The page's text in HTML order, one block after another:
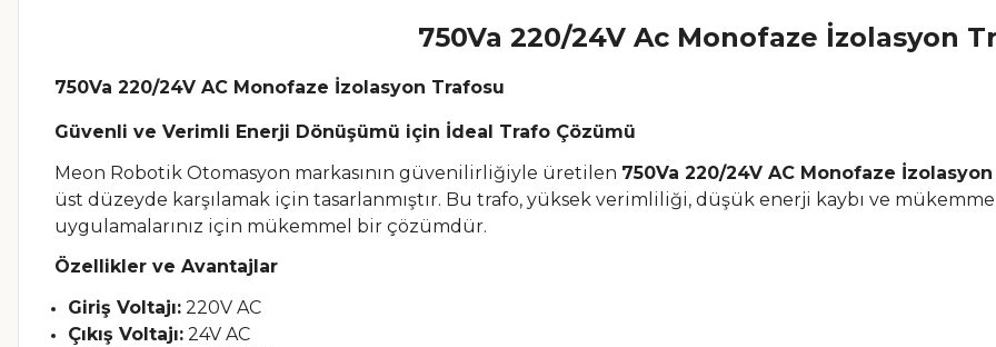
750Va 220/24V Ac Monofaze İzolasyon
750Va 220/24V AC Monofaze İzolasyon Trafosu
Güvenli ve Verimli Enerji Dönüşümü için İdeal Trafo Çözümü
Meon Robotik Otomasyon markasının güvenilirliğiyle üretilen 750Va 220/24V AC Monofaze
üst düzeyde karşılamak için tasarlanmıştır. Bu trafo, yüksek verimliliği, düşük enerji kaybı ve
uygulamalarınız için mükemmel bir çözümdür.
Özellikler ve Avantajlar
Giriş Voltajı: 220V AC
Çıkış Voltajı: 24V AC